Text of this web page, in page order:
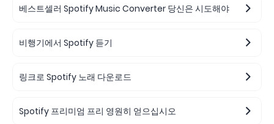
베스트셀러 Spotify Music Converter 당신은 시도해야
비행기에서 Spotify 듣기
링크로 Spotify 노래 다운로드
Spotify 프리미엄 프리 영원히 얻으십시오